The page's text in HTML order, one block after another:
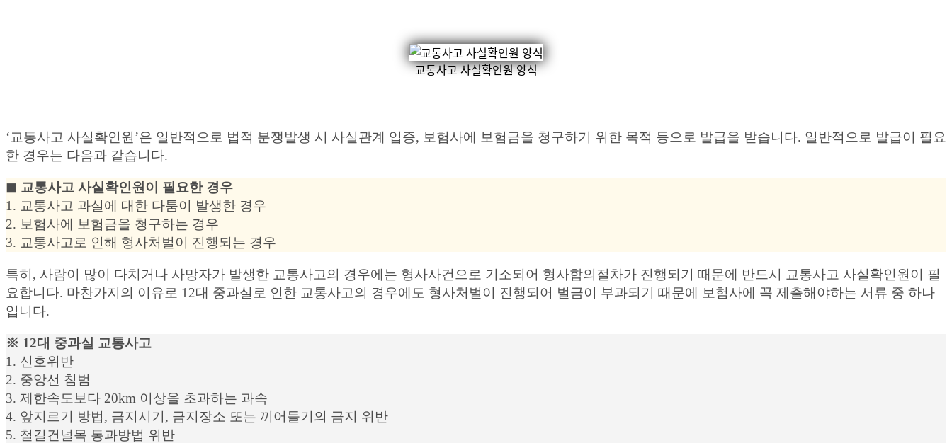
교통사고 사실확인원 양식
‘교통사고 사실확인원’은 일반적으로 법적 분쟁발생 시 사실관계 입증, 보험사에 보험금을 청구하기 위한 목적 등으로 발급을 받습니다. 일반적으로 발급이 필요
한 경우는 다음과 같습니다.
◼︎ 교통사고 사실확인원이 필요한 경우
1. 교통사고 과실에 대한 다툼이 발생한 경우
2. 보험사에 보험금을 청구하는 경우
3. 교통사고로 인해 형사처벌이 진행되는 경우
특히, 사람이 많이 다치거나 사망자가 발생한 교통사고의 경우에는 형사사건으로 기소되어 형사합의절차가 진행되기 때문에 반드시 교통사고 사실확인원이 필
요합니다. 마찬가지의 이유로 12대 중과실로 인한 교통사고의 경우에도 형사처벌이 진행되어 벌금이 부과되기 때문에 보험사에 꼭 제출해야하는 서류 중 하나
입니다.
※ 12대 중과실 교통사고
1. 신호위반
2. 중앙선 침범
3. 제한속도보다 20km 이상을 초과하는 과속
4. 앞지르기 방법, 금지시기, 금지장소 또는 끼어들기의 금지 위반
5. 철길건널목 통과방법 위반